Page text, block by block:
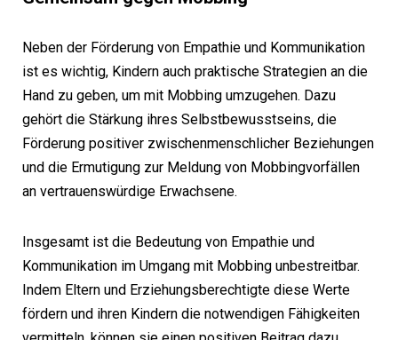
Neben der Förderung von Empathie und Kommunikation
ist es wichtig, Kindern auch praktische Strategien an die
Hand zu geben, um mit Mobbing umzugehen. Dazu
gehört die Stärkung ihres Selbstbewusstseins, die
Förderung positiver zwischenmenschlicher Beziehungen
und die Ermutigung zur Meldung von Mobbingvorfällen
an vertrauenswürdige Erwachsene.
Insgesamt ist die Bedeutung von Empathie und
Kommunikation im Umgang mit Mobbing unbestreitbar.
Indem Eltern und Erziehungsberechtigte diese Werte
fördern und ihren Kindern die notwendigen Fähigkeiten